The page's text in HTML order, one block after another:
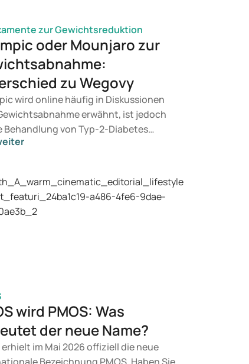
zur Gewichtsreduktion
oder Mounjaro zur
zu Wegovy
wird online häufig in Diskussionen
erwähnt, ist jedoch
Behandlung von Typ-2-Diabetes
Wenn Sie eine Therapie zur
Welche Behandlung für Sie geeignet
ein Arzt auf Grundlage Ihrer
Ihres BMI und Ihres
wird PMOS: Was
der neue Name?
erhielt im Mai 2026 offiziell die neue